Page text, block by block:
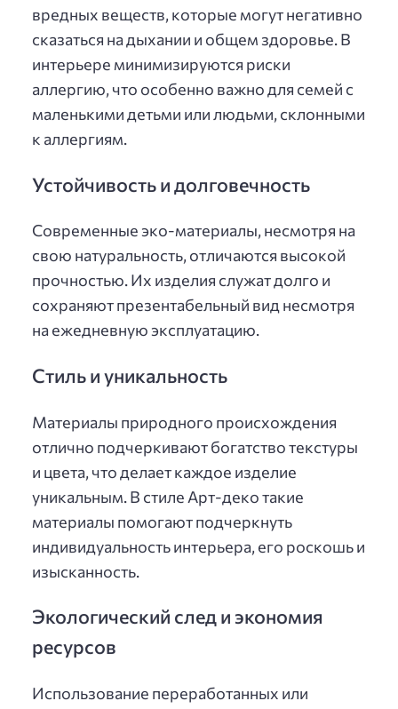
вредных веществ, которые могут негативно
сказаться на дыхании и общем здоровье. В
интерьере минимизируются риски
аллергию, что особенно важно для семей с
маленькими детьми или людьми, склонными
к аллергиям.
Устойчивость и долговечность
Современные эко-материалы, несмотря на
свою натуральность, отличаются высокой
прочностью. Их изделия служат долго и
сохраняют презентабельный вид несмотря
на ежедневную эксплуатацию.
Стиль и уникальность
Материалы природного происхождения
отлично подчеркивают богатство текстуры
и цвета, что делает каждое изделие
уникальным. В стиле Арт-деко такие
материалы помогают подчеркнуть
индивидуальность интерьера, его роскошь и
изысканность.
Экологический след и экономия
ресурсов
Использование переработанных или